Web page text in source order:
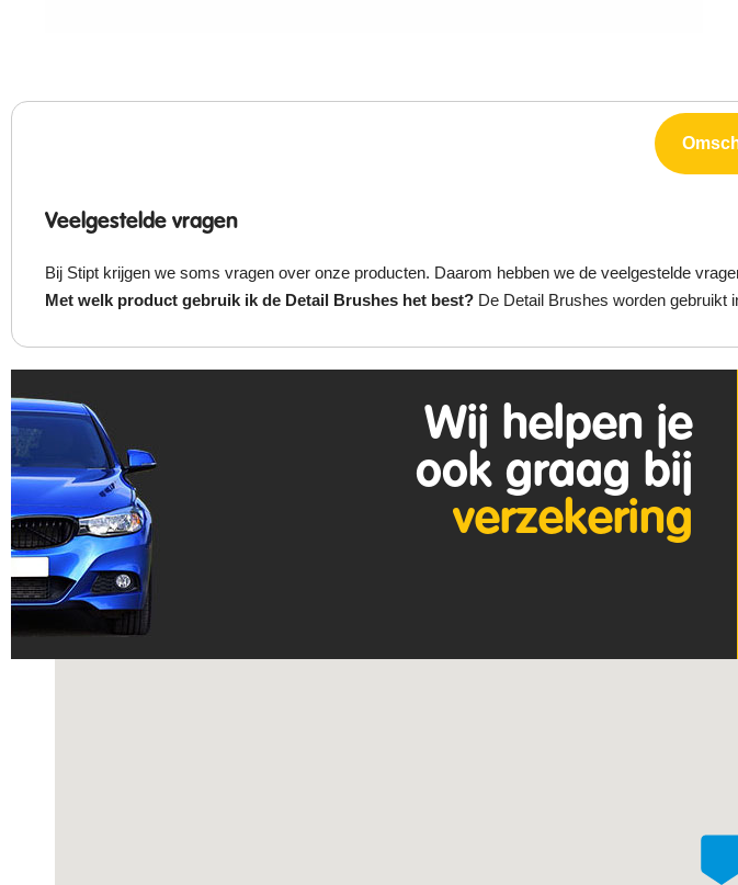
Veelgestelde vragen
Bij Stipt krijgen we soms vragen over onze producten. Daarom hebben we de veelgestelde
Met welk product gebruik ik de Detail Brushes het best? De Detail Brushes worden gebruikt
Wij helpen je
ook graag bij
verzekering